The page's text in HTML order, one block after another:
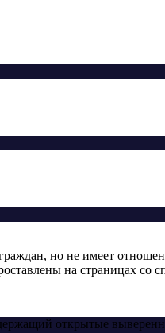
но не имеет
на страницах со
открытые